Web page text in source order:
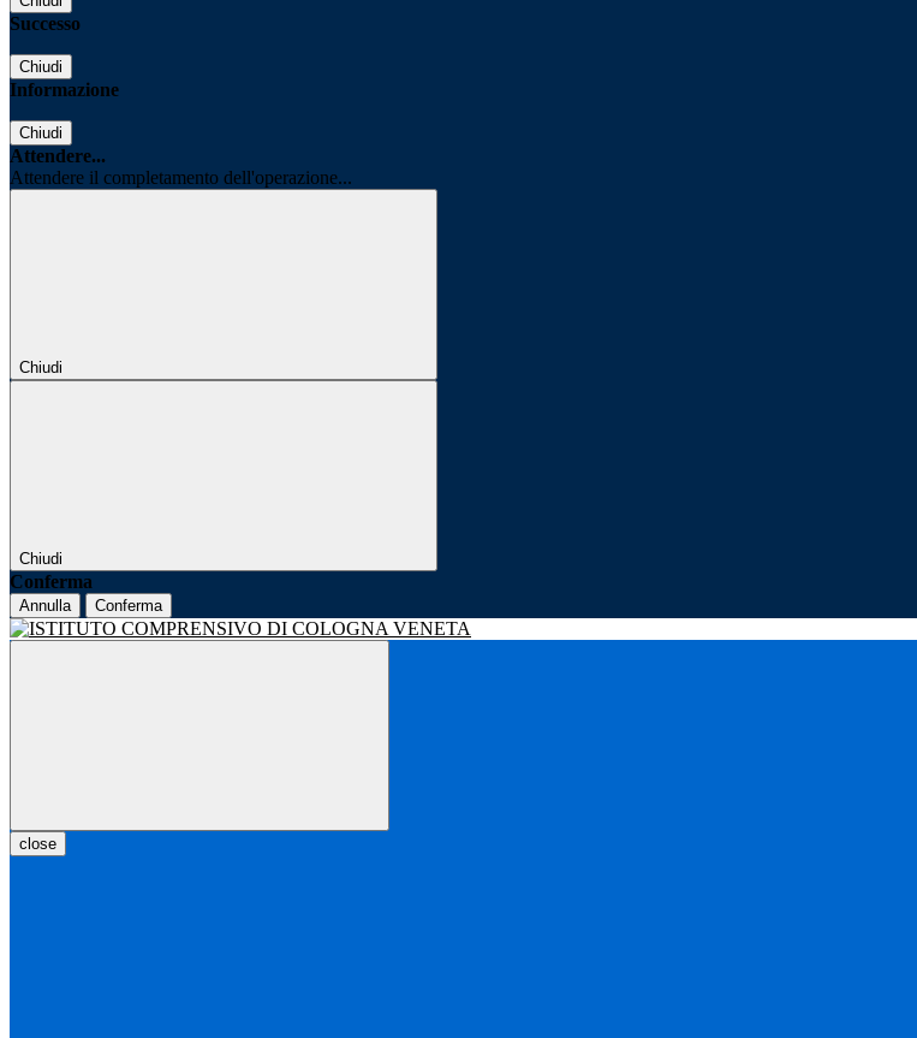
Successo
Chiudi
Informazione
Chiudi
Attendere...
Attendere il completamento dell'operazione...
Chiudi
Chiudi
Conferma
Annulla Conferma
close